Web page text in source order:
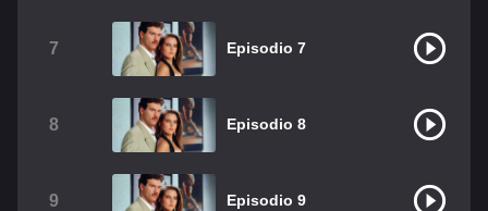
Christian Chavez
Dulce María
RBD Como Assistir Legendado
7 Episodio 7
8 Episodio 8
9 Episodio 9